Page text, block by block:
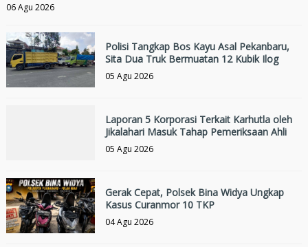
06 Agu 2026
Polisi Tangkap Bos Kayu Asal Pekanbaru,
Sita Dua Truk Bermuatan 12 Kubik Ilog
05 Agu 2026
Laporan 5 Korporasi Terkait Karhutla oleh
Jikalahari Masuk Tahap Pemeriksaan Ahli
05 Agu 2026
Gerak Cepat, Polsek Bina Widya Ungkap
Kasus Curanmor 10 TKP
04 Agu 2026